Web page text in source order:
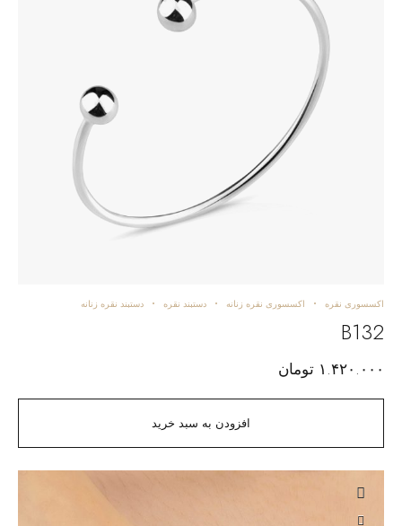
افزودن به سبد خرید
اکسسوری نقره اکسسوری نقره زنانه دستبند نقره دستبند نقره زنانه
B132
۱.۴۲۰.۰۰۰ تومان